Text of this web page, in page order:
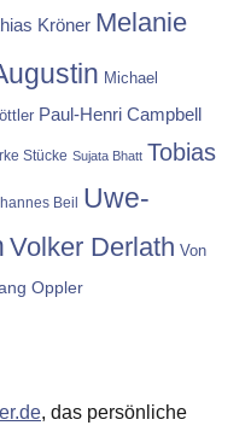
Kröner Melanie
Michael
Paul-Henri Campbell
Stücke Sujata Bhatt Tobias
Beil
Uwe-
Volker Derlath Von
Oppler
, das persönliche